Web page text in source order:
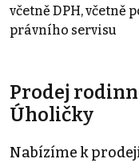
včetně DPH, včetně
právního servisu
Prodej
Úholičky
Nabízíme k